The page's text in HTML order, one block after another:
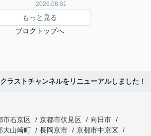
2026.08.01
もっと見る
ブログトップへ
クラストチャンネルをリニューアルしました！
市右京区 京都市伏見区
向日市
大山崎町 長岡京市
京都市中京区